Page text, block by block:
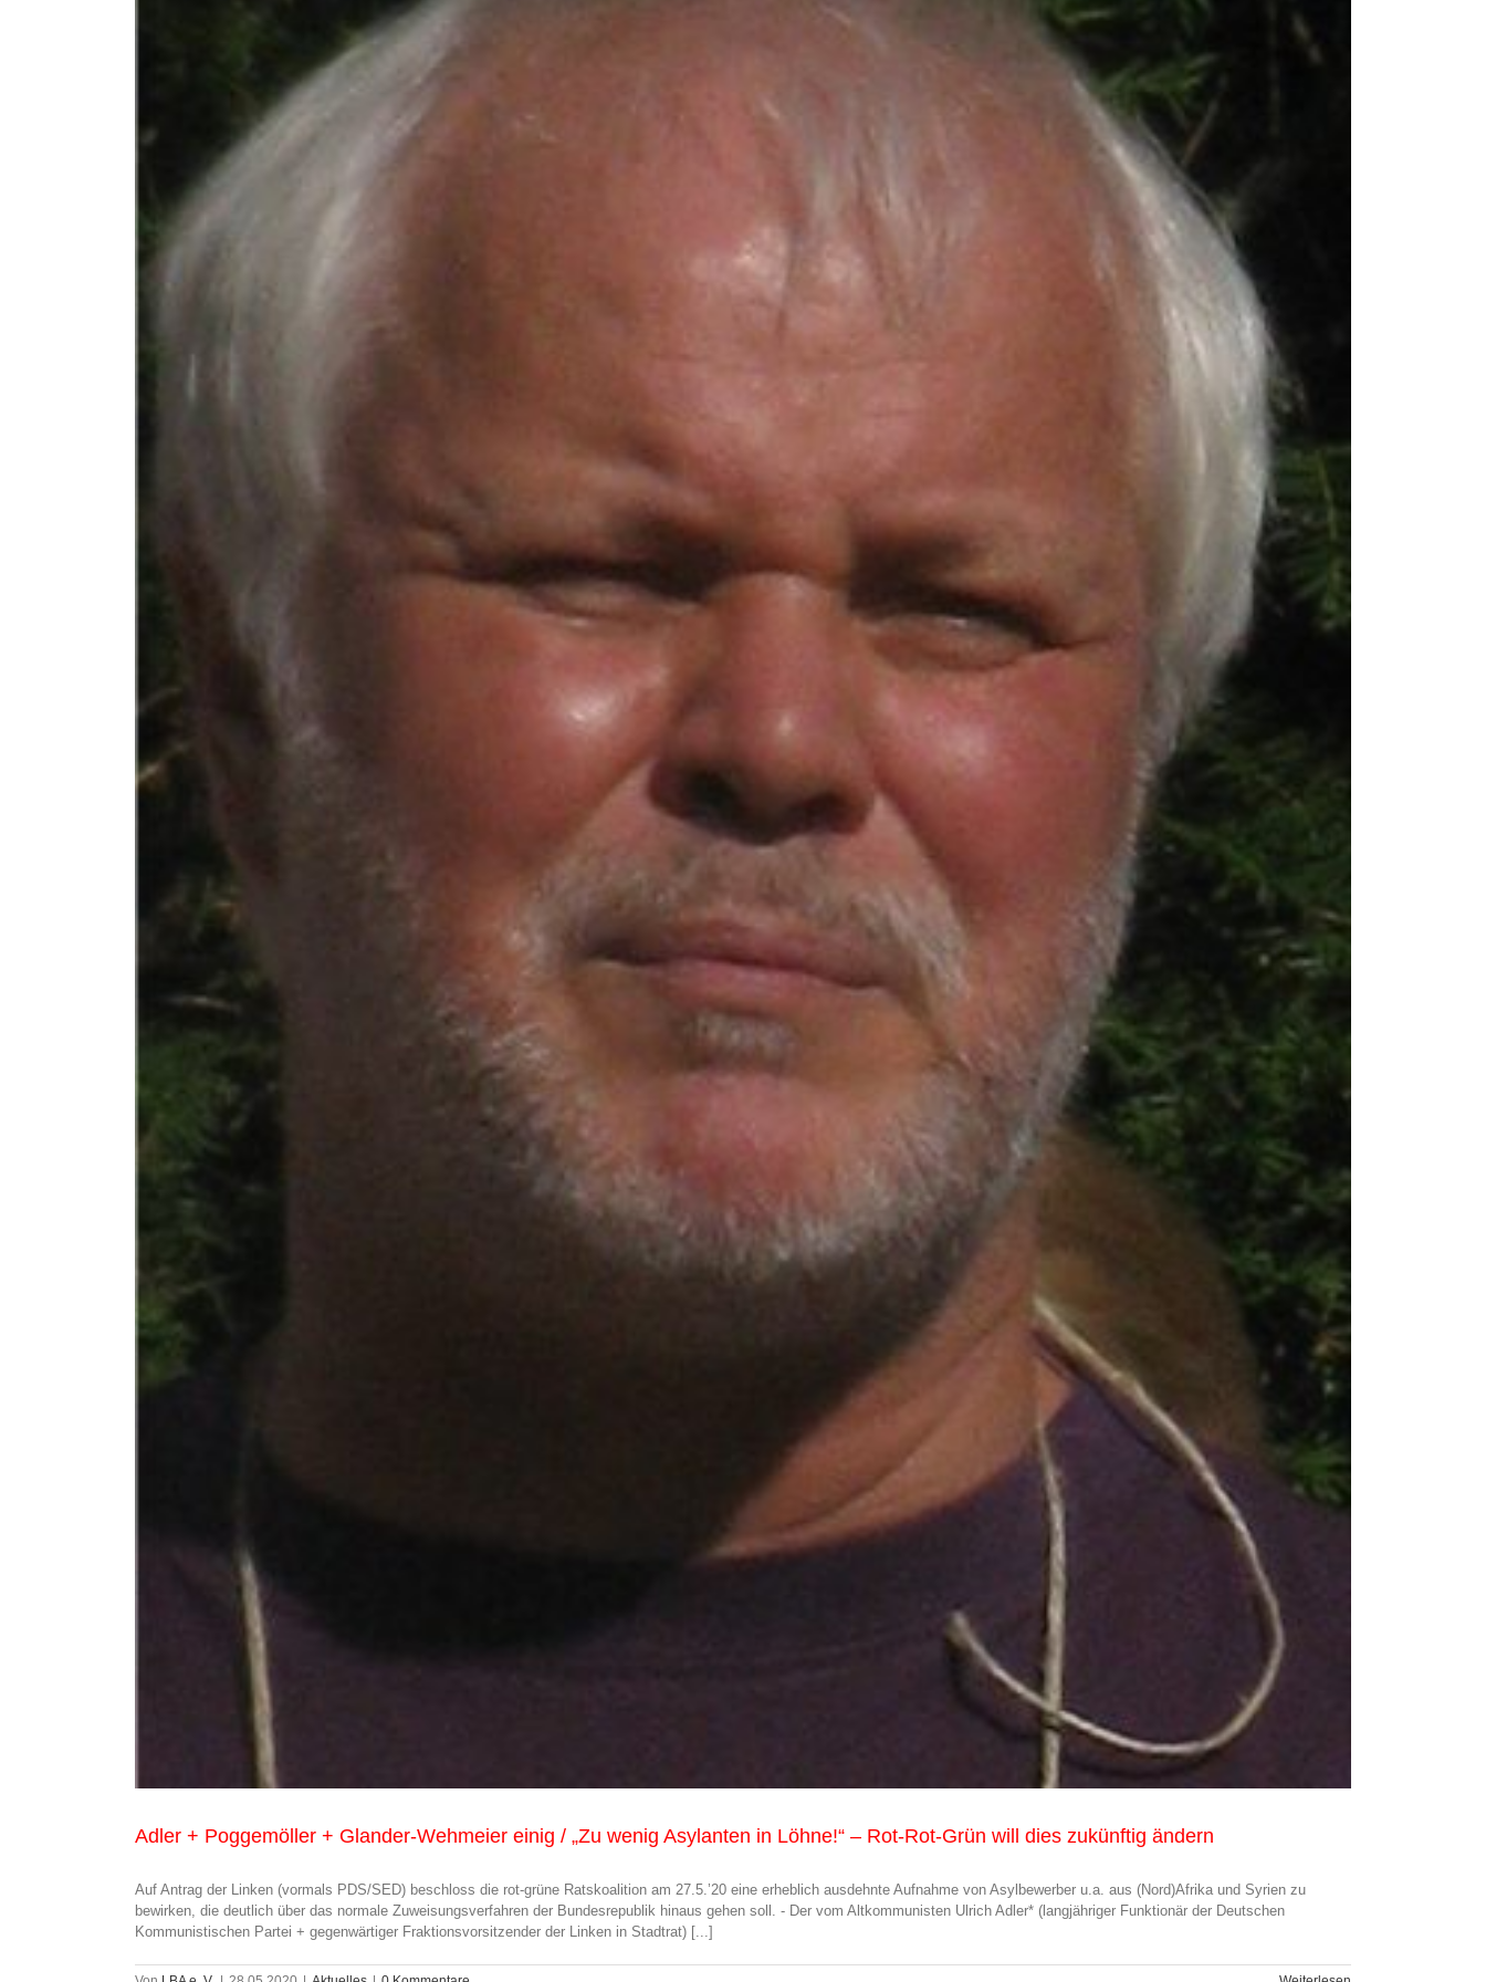
Adler + Poggemöller + Glander-Wehmeier einig / „Zu wenig Asylanten in Löhne!“ – Rot-Rot-Grün will dies zukünftig ändern
Auf Antrag der Linken (vormals PDS/SED) beschloss die rot-grüne Ratskoalition am 27.5.’20 eine erheblich ausdehnte Aufnahme von Asylbewerber u.a. aus (Nord)Afrika und Syrien zu
bewirken, die deutlich über das normale Zuweisungsverfahren der Bundesrepublik hinaus gehen soll. - Der vom Altkommunisten Ulrich Adler* (langjähriger Funktionär der Deutschen
Kommunistischen Partei + gegenwärtiger Fraktionsvorsitzender der Linken in Stadtrat) [...]